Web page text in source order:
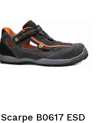
Scarpe B0617 ESD